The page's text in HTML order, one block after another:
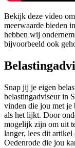
Bekijk deze video
meerwaarde bieden
hebben wij
bijvoorbeeld ook
Snap jij je eigen
belastingadviseur in
vinden die jou met je
als het lijkt. Door
mogelijk zijn om uit
langer, lees dit
Oedenrode die jou